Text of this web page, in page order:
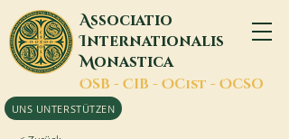
Associatio
Internationalis
Monastica
OSB - CIB - OCist - OCSO
UNS UNTERSTÜTZEN